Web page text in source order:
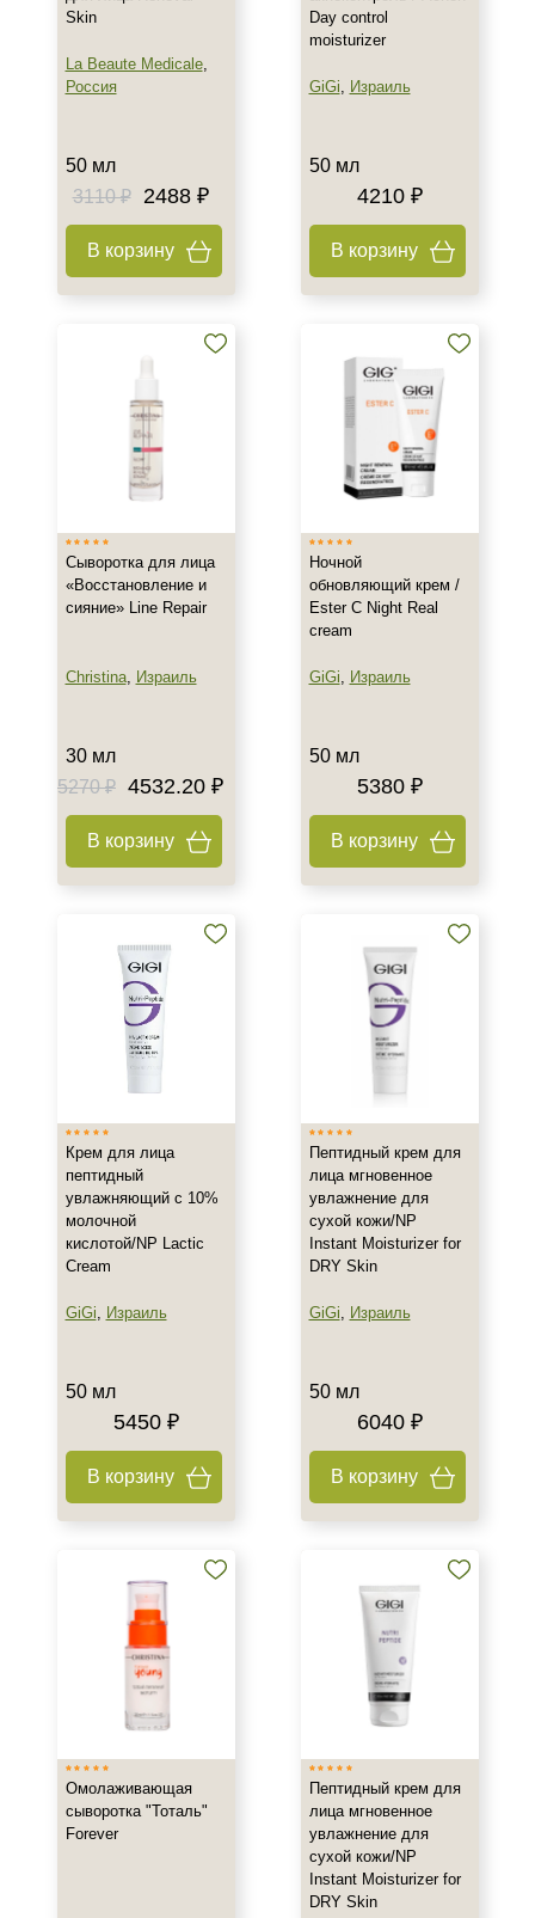
Действие
Восстановление
Обновление
Показать еще
Назначение против
Обновление клеток
Показать еще
Область применения
Тело
Объём
30 мл
50 мл
Аминокислоты
Бисаболол
Время применения
Вечер
День
Ежедневный
Показать еще
Skin
La Beaute Medicale,
Россия
50 мл
3110 ₽
2488 ₽
В корзину
Day control
moisturizer
GiGi, Израиль
50 мл
4210 ₽
В корзину
Сыворотка для лица
«Восстановление и
сияние» Line Repair
Christina, Израиль
30 мл
5270 ₽ 4532.20 ₽
В корзину
Ночной
обновляющий крем /
Ester C Night Real
cream
GiGi, Израиль
50 мл
5380 ₽
В корзину
Крем для лица
пептидный
увлажняющий с 10%
молочной
кислотой/NP Lactic
Cream
GiGi, Израиль
50 мл
5450 ₽
В корзину
Пептидный крем для
лица мгновенное
увлажнение для
сухой кожи/NP
Instant Moisturizer for
DRY Skin
GiGi, Израиль
50 мл
6040 ₽
В корзину
Омолаживающая
сыворотка "Тоталь"
Forever
Пептидный крем для
лица мгновенное
увлажнение для
сухой кожи/NP
Instant Moisturizer for
DRY Skin